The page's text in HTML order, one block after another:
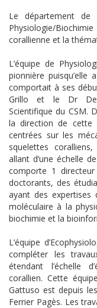
Le département de
Physiologie/
corallienne et la
L’équipe de
pionnière
comportait à ses
Grillo et le Dr
Scientifique du CSM.
la direction de cette
centrées sur les
squelettes
allant d’une échelle
comporte 1
doctorants, des
ayant des expertises
moléculaire à la
biochimie et la
L’équipe
compléter les
étendant l’échelle
corallien. Cette
Gattuso est depuis
Ferrier Pagès. Les